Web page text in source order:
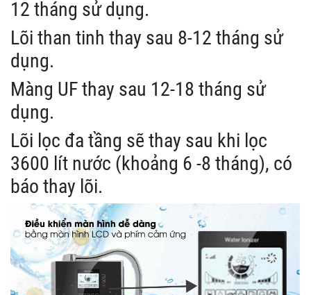
12 tháng sử dụng.
Lõi than tinh thay sau 8-12 tháng sử
dụng.
Màng UF thay sau 12-18 tháng sử
dụng.
Lõi lọc đa tầng sẽ thay sau khi lọc
3600 lít nước (khoảng 6 -8 tháng), có
báo thay lõi.